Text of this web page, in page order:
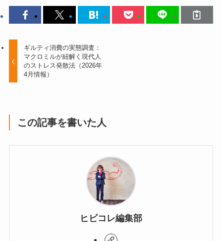
ギルティ消費の実態調査：
マクロミルが紐解く現代人
のストレス発散法（2026年
4月情報）
この記事を書いた人
ヒビコレ編集部